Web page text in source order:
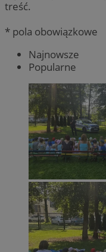
treść.
* pola obowiązkowe
Najnowsze
Popularne